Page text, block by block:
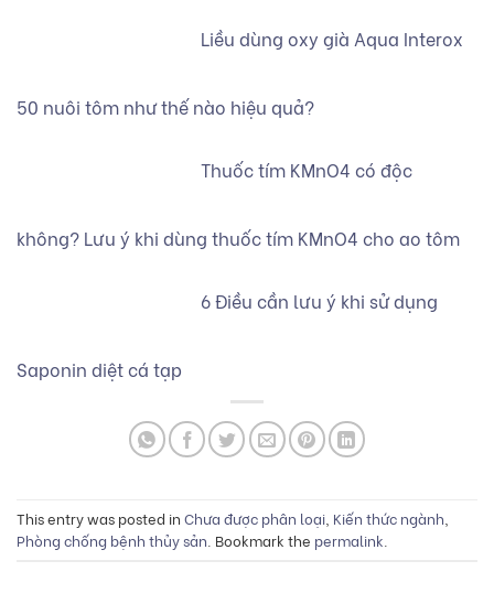
Liều dùng oxy già Aqua Interox
50 nuôi tôm như thế nào hiệu quả?
Thuốc tím KMnO4 có độc
không? Lưu ý khi dùng thuốc tím KMnO4 cho ao tôm
6 Điều cần lưu ý khi sử dụng
Saponin diệt cá tạp
This entry was posted in Chưa được phân loại Kiến thức ngành
Phòng chống bệnh thủy sản . Bookmark the permalink